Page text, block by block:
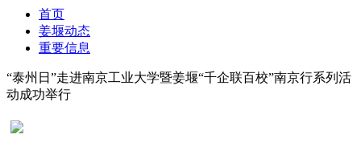
首页
姜堰动态
重要信息
“泰州日”走进南京工业大学暨姜堰“千企联百校”南京行系列活
动成功举行